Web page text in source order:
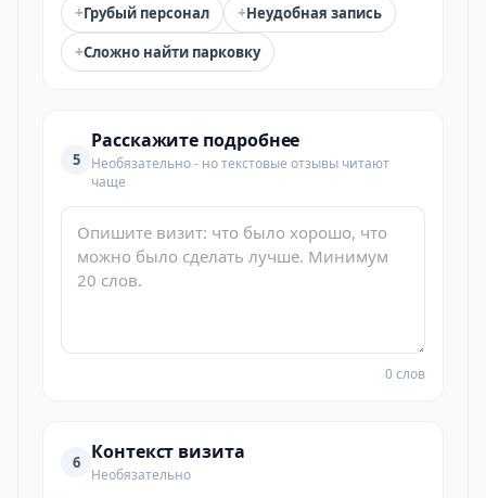
+Грубый персонал +Неудобная запись
+Сложно найти парковку
5
Расскажите подробнее
Необязательно - но текстовые отзывы читают
чаще
0 слов
6 Контекст визита
Необязательно